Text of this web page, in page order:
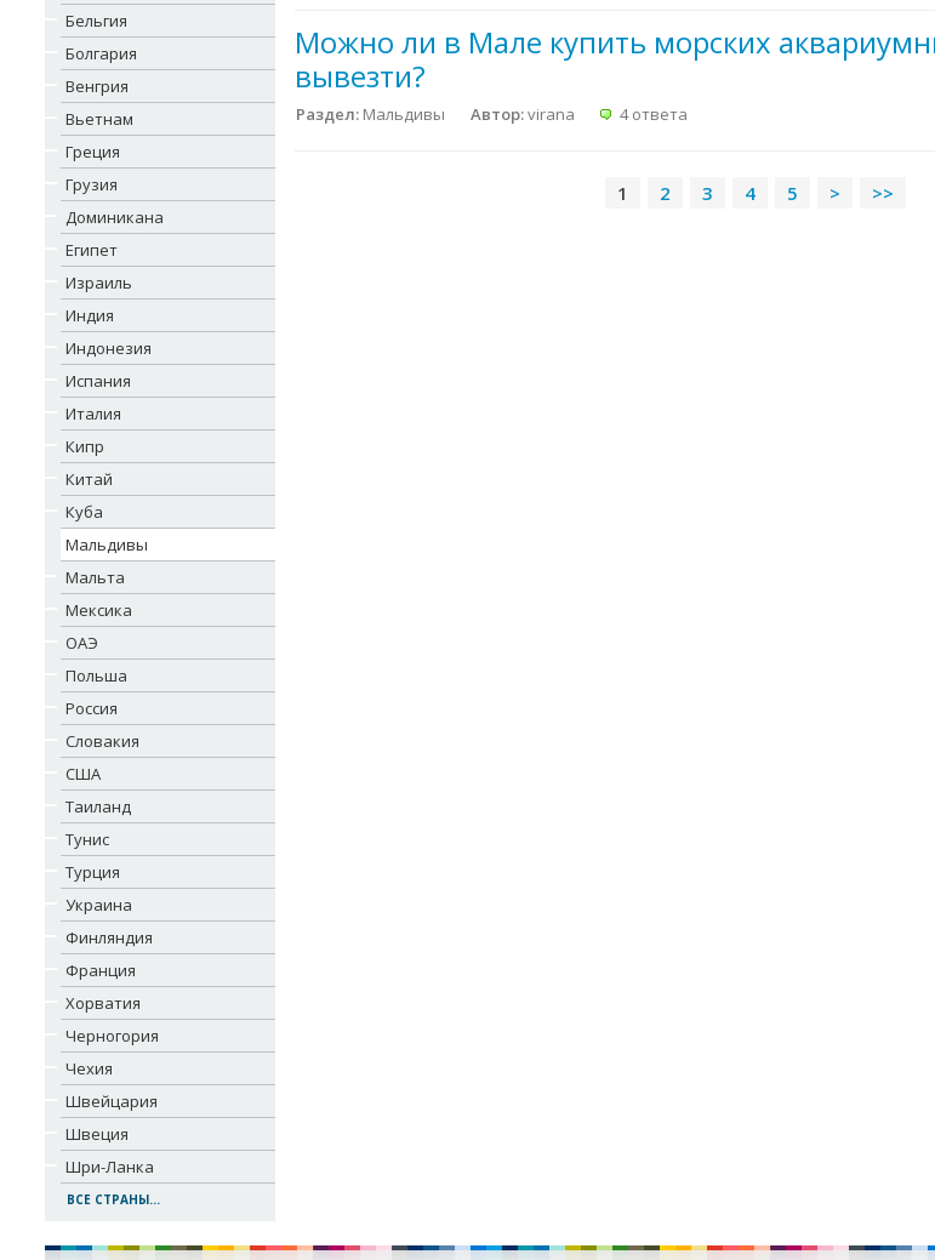
Бельгия
Болгария
Венгрия
Вьетнам
Греция
Грузия
Доминикана
Египет
Израиль
Индия
Индонезия
Испания
Италия
Кипр
Китай
Куба
Мальдивы
Мальта
Мексика
ОАЭ
Польша
Россия
Словакия
США
Таиланд
Тунис
Турция
Украина
Финляндия
Франция
Хорватия
Черногория
Чехия
Швейцария
Швеция
Шри-Ланка
ВСЕ СТРАНЫ...
Можно ли в Мале купить морских
вывезти?
Раздел: Мальдивы Автор:virana 4 ответа
1 2 3 4 5 > >>